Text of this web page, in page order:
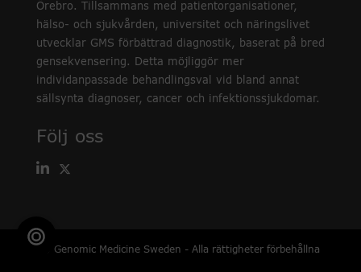
Örebro. Tillsammans med patientorganisationer,
hälso- och sjukvården, universitet och näringslivet
utvecklar GMS förbättrad diagnostik, baserat på bred
gensekvensering. Detta möjliggör mer
individanpassade behandlingsval vid bland annat
sällsynta diagnoser, cancer och infektionssjukdomar.
Följ oss
© Genomic Medicine Sweden - Alla rättigheter förbehållna